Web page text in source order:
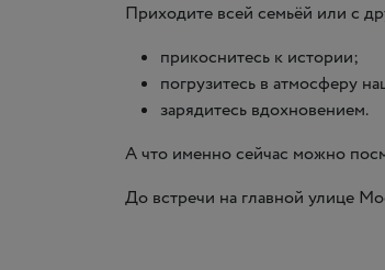
Приходите всей семьёй или с
прикоснитесь к истории;
погрузитесь в атмосферу
зарядитесь вдохновением.
А что именно сейчас можно
До встречи на главной улице